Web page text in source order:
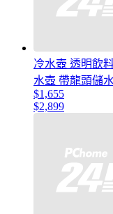
冷水壺 透明飲
水壺 帶龍頭儲
$1,655
$2,899